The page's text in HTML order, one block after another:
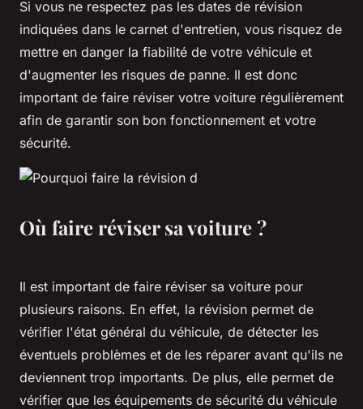
Si vous ne respectez pas les dates de révision
indiquées dans le carnet d'entretien, vous risquez de
mettre en danger la fiabilité de votre véhicule et
d'augmenter les risques de panne. Il est donc
important de faire réviser votre voiture régulièrement
afin de garantir son bon fonctionnement et votre
sécurité.
Où faire réviser sa voiture ?
Il est important de faire réviser sa voiture pour
plusieurs raisons. En effet, la révision permet de
vérifier l'état général du véhicule, de détecter les
éventuels problèmes et de les réparer avant qu'ils ne
deviennent trop importants. De plus, elle permet de
vérifier que les équipements de sécurité du véhicule